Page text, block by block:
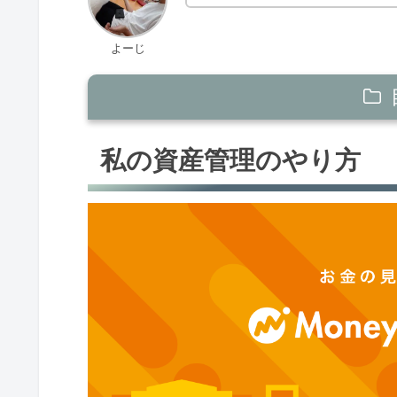
よーじ
私の資産管理のやり方
【ステップ1】 貯める力
【ステップ3】 増やす力
【ステップ4】 守る力
私の資産管理のやり方